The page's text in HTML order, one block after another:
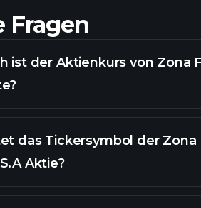
Fragen
ist der Aktienkurs von Zona
das Tickersymbol der Zona
Aktie?